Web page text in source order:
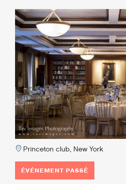
Princeton club, New York
ÉVÉNEMENT PASSÉ